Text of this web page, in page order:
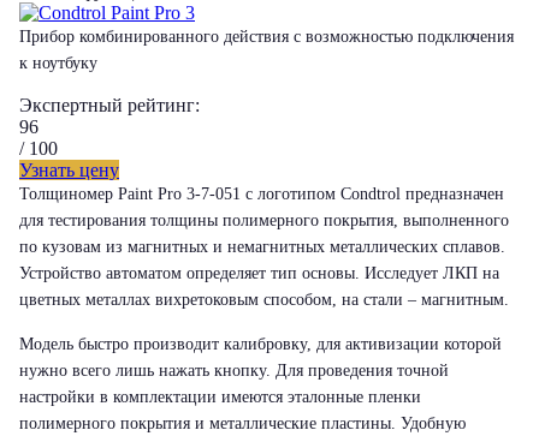
Прибор комбинированного действия с возможностью подключения
к ноутбуку
Экспертный рейтинг:
96
/ 100
Узнать цену
Толщиномер Paint Pro 3-7-051 с логотипом Condtrol предназначен
для тестирования толщины полимерного покрытия, выполненного
по кузовам из магнитных и немагнитных металлических сплавов.
Устройство автоматом определяет тип основы. Исследует ЛКП на
цветных металлах вихретоковым способом, на стали – магнитным.
Модель быстро производит калибровку, для активизации которой
нужно всего лишь нажать кнопку. Для проведения точной
настройки в комплектации имеются эталонные пленки
полимерного покрытия и металлические пластины. Удобную